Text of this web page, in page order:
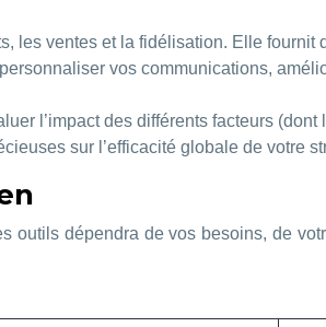
les ventes et la fidélisation. Elle fournit
vos communications,
l’impact des différents facteurs
sur l’efficacité globale de votre
outils dépendra de vos besoins, de